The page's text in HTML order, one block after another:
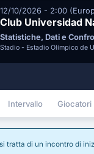
12/10/2026 - 2:00
Club Universidad
Statistiche, Dati e
Stadio - Estadio Olímpico de
Intervallo Giocatori
tratta di un incontro di